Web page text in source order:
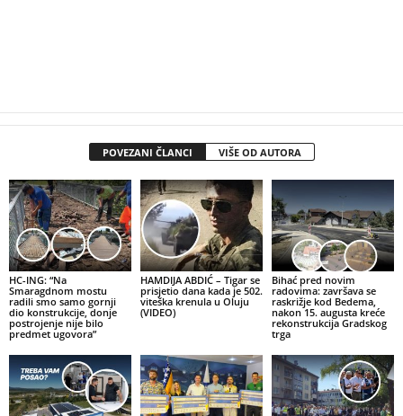
POVEZANI ČLANCI VIŠE OD AUTORA
HC-ING: “Na
Smaragdnom mostu
radili smo samo gornji
dio konstrukcije, donje
postrojenje nije bilo
predmet ugovora”
HAMDIJA ABDIĆ – Tigar se
prisjetio dana kada je 502.
viteška krenula u Oluju
(VIDEO)
Bihać pred novim
radovima: završava se
raskrižje kod Bedema,
nakon 15. augusta kreće
rekonstrukcija Gradskog
trga